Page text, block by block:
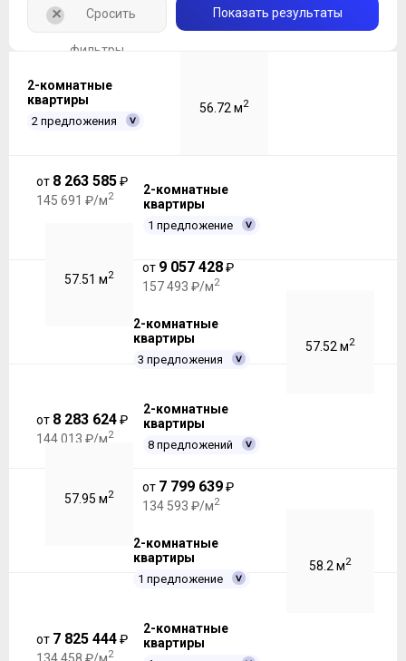
Показать результаты
+ Сросить
фильтры
2-комнатные
квартиры
2 предложения
56.72 м2
от 8 263 585₽
145 691 ₽/м2
2-комнатные
квартиры
1 предложение
57.51 м2
от 9 057 428₽
157 493 ₽/м2
2-комнатные
квартиры
3 предложения
57.52 м2
от 8 283 624₽
144 013 ₽/м2
2-комнатные
квартиры
8 предложений
57.95 м2
от 7 799 639₽
134 593 ₽/м2
2-комнатные
квартиры
1 предложение
58.2 м2
от 7 825 444₽
134 458 ₽/м2
2-комнатные
квартиры